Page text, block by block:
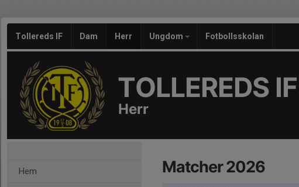
Tollereds IF Dam Herr Ungdom Fotbollsskolan
TOLLEREDS IF
Herr
Hem Matcher 2026